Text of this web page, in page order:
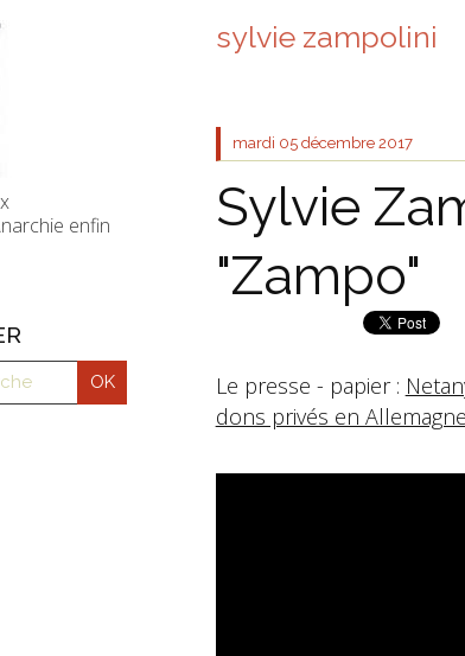
enfin
sylvie zampolini
mardi 05 décembre 2017
Sylvie
"Zampo"
Le presse - papier :
dons privés en Allemagne